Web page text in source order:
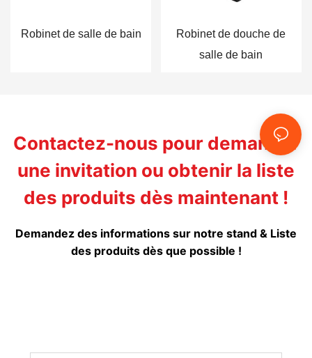
Robinet de salle de bain
Robinet de douche de
salle de bain
Contactez-nous pour demander
une invitation ou obtenir la liste
des produits dès maintenant !
Demandez des informations sur notre stand & Liste
des produits dès que possible !